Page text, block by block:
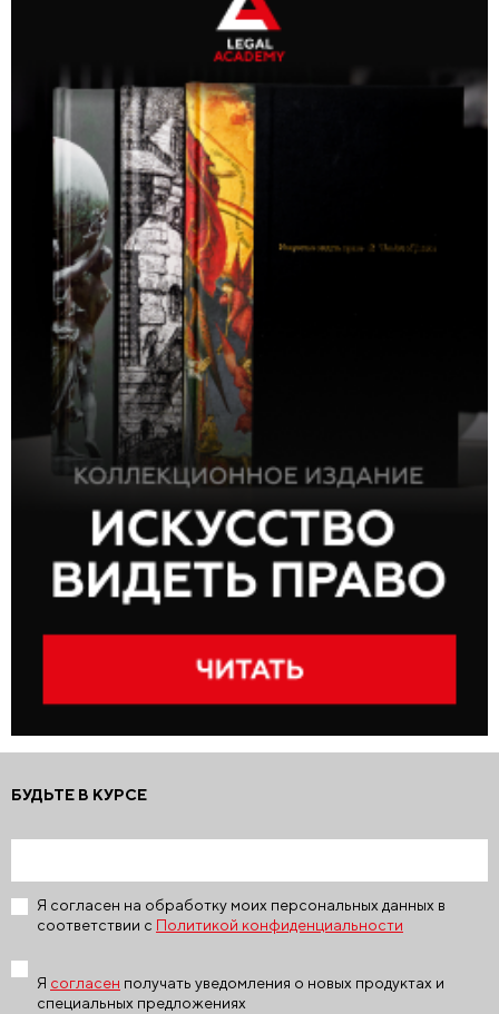
БУДЬТЕ В КУРСЕ
Я согласен на обработку моих персональных данных в
соответствии с Политикой конфиденциальности
Я согласен получать уведомления о новых продуктах и
специальных предложениях